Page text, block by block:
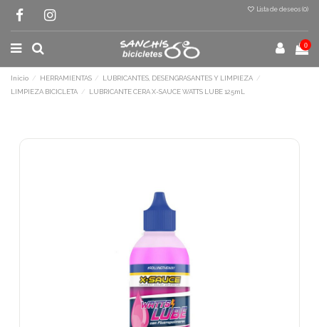
Lista de deseos (0)
0
Inicio HERRAMIENTAS
LUBRICANTES, DESENGRASANTES Y LIMPIEZA
LIMPIEZA BICICLETA
LUBRICANTE CERA X-SAUCE WATTS LUBE 125mL
Terminal de consulta